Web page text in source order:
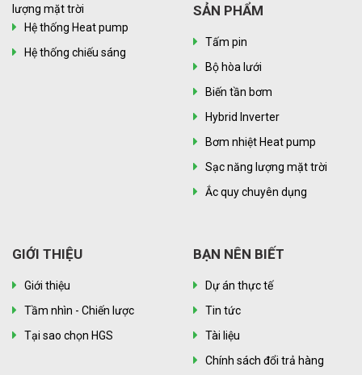
lượng mặt trời
Hệ thống Heat pump
Hệ thống chiếu sáng
SẢN PHẨM
Tấm pin
Bộ hòa lưới
Biến tần bơm
Hybrid Inverter
Bơm nhiệt Heat pump
Sạc năng lượng mặt trời
Ắc quy chuyên dụng
GIỚI THIỆU
Giới thiệu
Tầm nhìn - Chiến lược
Tại sao chọn HGS
BẠN NÊN BIẾT
Dự án thực tế
Tin tức
Tài liệu
Chính sách đổi trả hàng